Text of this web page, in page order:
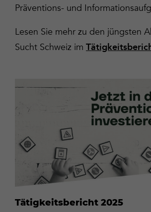
Präventions- und
Lesen Sie mehr zu den jüngsten
Sucht Schweiz im
Tätigkeitsbericht 2025